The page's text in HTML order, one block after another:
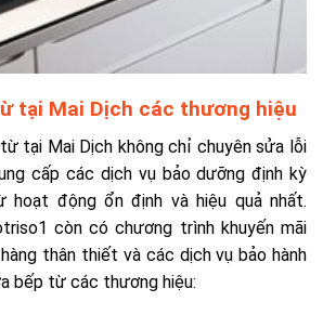
tại Mai Dịch các thương hiệu
tại Mai Dịch không chỉ chuyên sửa lỗi
cấp các dịch vụ bảo dưỡng định kỳ
động ổn định và hiệu quả nhất.
còn có chương trình khuyến mãi
thân thiết và các dịch vụ bảo hành
bếp từ các thương hiệu: